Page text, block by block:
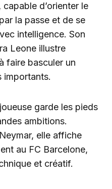
d’orienter le
la passe et de se
intelligence. Son
Leone illustre
faire basculer un
importants.
garde les pieds
ambitions.
elle affiche
au FC Barcelone,
et créatif.